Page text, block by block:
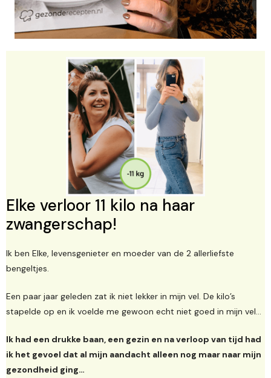
Elke verloor 11 kilo na haar
zwangerschap!
Ik ben Elke, levensgenieter en moeder van de 2 allerliefste
bengeltjes.
Een paar jaar geleden zat ik niet lekker in mijn vel. De kilo’s
stapelde op en ik voelde me gewoon echt niet goed in mijn vel…
Ik had een drukke baan, een gezin en na verloop van tijd had
ik het gevoel dat al mijn aandacht alleen nog maar naar mijn
gezondheid ging…